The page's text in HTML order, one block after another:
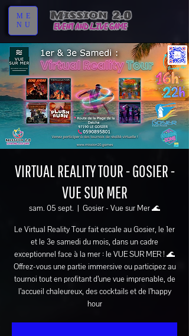
ME
NU
VIRTUAL REALITY TOUR - GOSIER -
VUE SUR MER
sam. 05 sept.
  |
Gosier - Vue sur Mer 🌊
Le Virtual Reality Tour fait escale au Gosier, le 1er
et le 3e samedi du mois, dans un cadre
exceptionnel face à la mer : le VUE SUR MER ! 🌊
Offrez-vous une partie immersive ou participez au
tournoi tout en profitant d’une vue imprenable, de
l’accueil chaleureux, des cocktails et de l’happy
hour